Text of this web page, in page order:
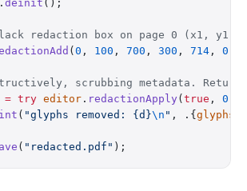
. deinit ();
redaction box on page 0 (x1,
( 0 , 100 , 700 , 300 , 714 , 0
scrubbing metadata. Returns
= try editor . redactionApply ( true , 0
( "glyphs removed: {d}\n " , .{ glyphs
( "redacted.pdf" );